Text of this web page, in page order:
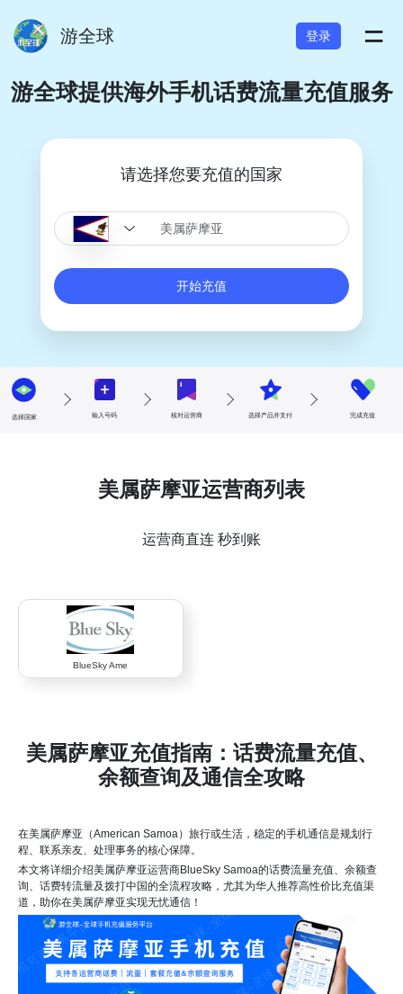
游全球 登录 =
游全球提供海外手机话费流量充值服务
请选择您要充值的国家
开始充值
选择国家 输入号码 核对运营商 选择产品并支付 完成充值
美属萨摩亚运营商列表
运营商直连 秒到账
BlueSky Ame
美属萨摩亚充值指南：话费流量充值、
余额查询及通信全攻略
在美属萨摩亚（American Samoa）旅行或生活，稳定的手机通信是规划行
程、联系亲友、处理事务的核心保障。
本文将详细介绍美属萨摩亚运营商BlueSky Samoa的话费流量充值、余额查
询、话费转流量及拨打中国的全流程攻略，尤其为华人推荐高性价比充值渠
道，助你在美属萨摩亚实现无忧通信！